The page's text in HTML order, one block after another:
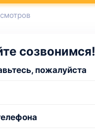
созвонимся!
пожалуйста